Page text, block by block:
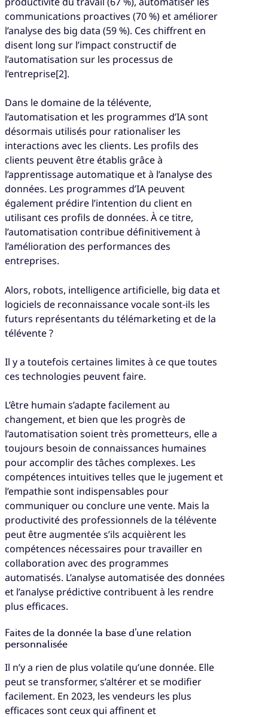
communications proactives (70 %) et améliorer
l’analyse des big data (59 %). Ces chiffrent en
disent long sur l’impact constructif de
l’automatisation sur les processus de
l’entreprise[2].
Dans le domaine de la télévente,
l’automatisation et les programmes d’IA sont
désormais utilisés pour rationaliser les
interactions avec les clients. Les profils des
clients peuvent être établis grâce à
l’apprentissage automatique et à l’analyse des
données. Les programmes d’IA peuvent
également prédire l’intention du client en
utilisant ces profils de données. À ce titre,
l’automatisation contribue définitivement à
l’amélioration des performances des
entreprises.
Alors, robots, intelligence artificielle, big data et
logiciels de reconnaissance vocale sont-ils les
futurs représentants du télémarketing et de la
télévente ?
Il y a toutefois certaines limites à ce que toutes
ces technologies peuvent faire.
L’être humain s’adapte facilement au
changement, et bien que les progrès de
l’automatisation soient très prometteurs, elle a
toujours besoin de connaissances humaines
pour accomplir des tâches complexes. Les
compétences intuitives telles que le jugement et
l’empathie sont indispensables pour
communiquer ou conclure une vente. Mais la
productivité des professionnels de la télévente
peut être augmentée s’ils acquièrent les
compétences nécessaires pour travailler en
collaboration avec des programmes
automatisés. L’analyse automatisée des données
et l’analyse prédictive contribuent à les rendre
plus efficaces.
Faites de la donnée la base d’une relation
personnalisée
Il n’y a rien de plus volatile qu’une donnée. Elle
peut se transformer, s’altérer et se modifier
facilement. En 2023, les vendeurs les plus
efficaces sont ceux qui affinent et